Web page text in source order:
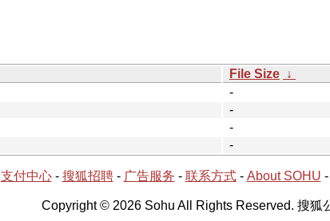
File Size ↓
-
-
-
-
支付中心- 搜狐招聘- 广告服务 - 联系方式- About SOHU -
Copyright © 2026 Sohu All Rights Reserved. 搜狐